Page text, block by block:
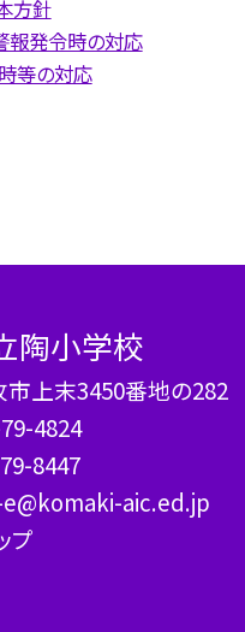
方針
報発令時の対応
等の対応
陶小学校
上末3450番地の282
4824
8447
aic.ed.jp
プ